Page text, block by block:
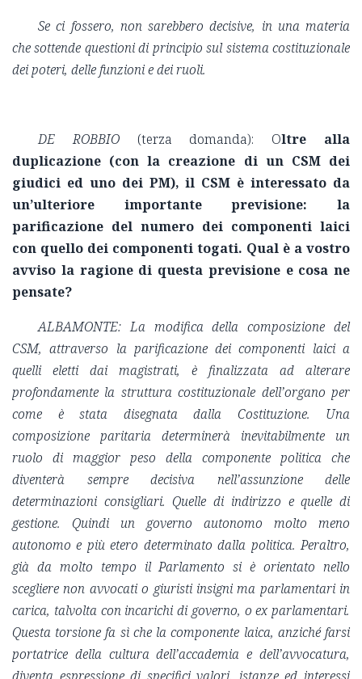
Se ci fossero, non sarebbero decisive, in una materia
che sottende questioni di principio sul sistema costituzionale
dei poteri, delle funzioni e dei ruoli.
DE ROBBIO(terza domanda): Oltre alla
duplicazione (con la creazione di un CSM dei
giudici ed uno dei PM), il CSM è interessato da
un’ulteriore importante previsione: la
parificazione del numero dei componenti laici
con quello dei componenti togati. Qual è a vostro
avviso la ragione di questa previsione e cosa ne
pensate?
ALBAMONTE: La modifica della composizione del
CSM, attraverso la parificazione dei componenti laici a
quelli eletti dai magistrati, è finalizzata ad alterare
profondamente la struttura costituzionale dell’organo per
come è stata disegnata dalla Costituzione. Una
composizione paritaria determinerà inevitabilmente un
ruolo di maggior peso della componente politica che
diventerà sempre decisiva nell’assunzione delle
determinazioni consigliari. Quelle di indirizzo e quelle di
gestione. Quindi un governo autonomo molto meno
autonomo e più etero determinato dalla politica. Peraltro,
già da molto tempo il Parlamento si è orientato nello
scegliere non avvocati o giuristi insigni ma parlamentari in
carica, talvolta con incarichi di governo, o ex parlamentari.
Questa torsione fa sì che la componente laica, anziché farsi
portatrice della cultura dell’accademia e dell’avvocatura,